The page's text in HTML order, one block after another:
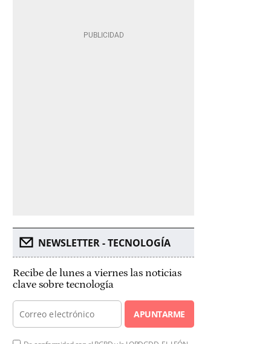
NEWSLETTER - TECNOLOGÍA
Recibe de lunes a viernes las noticias
clave sobre tecnología
APUNTARME